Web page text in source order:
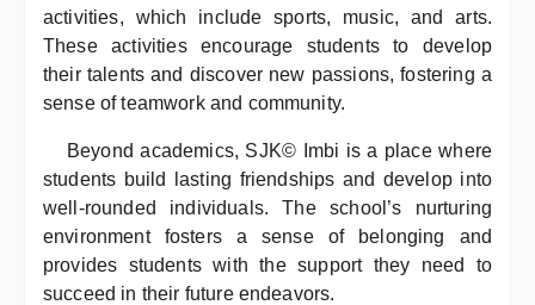
activities, which include sports, music, and arts.
These activities encourage students to develop
their talents and discover new passions, fostering a
sense of teamwork and community.
Beyond academics, SJK© Imbi is a place where
students build lasting friendships and develop into
well-rounded individuals. The school’s nurturing
environment fosters a sense of belonging and
provides students with the support they need to
succeed in their future endeavors.